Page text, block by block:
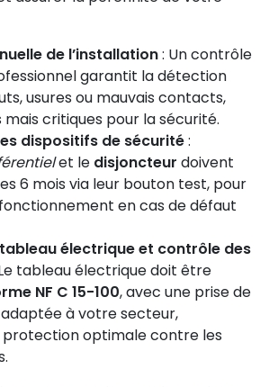
de l’installation: Un contrôle
garantit la détection
usures ou mauvais contacts,
mais critiques pour la sécurité.
dispositifs de sécurité:
et le disjoncteur doivent
6 mois via leur bouton test, pour
en cas de défaut
électrique et contrôle des
tableau électrique doit être
NF C 15-100, avec une prise de
à votre secteur,
optimale contre les